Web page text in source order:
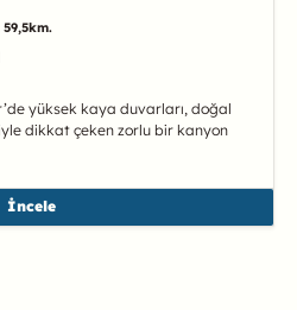
yüksek kaya duvarları, doğal
dikkat çeken zorlu bir kanyon
İncele